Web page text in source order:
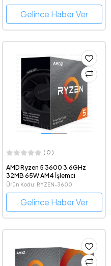
Gelince Haber Ver
( 0 )
AMD Ryzen 5 3600 3.6GHz
32MB 65W AM4 İşlemci
Ürün Kodu: RYZEN-3600
Gelince Haber Ver